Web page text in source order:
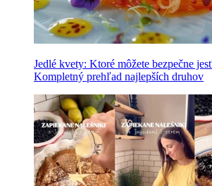
Jedlé kvety: Ktoré môžete bezpečne
Kompletný prehľad najlepších druhov